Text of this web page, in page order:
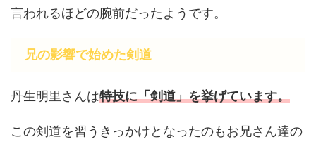
言われるほどの腕前だったようです。
兄の影響で始めた剣道
丹生明里さんは特技に「剣道」を挙げています。
この剣道を習うきっかけとなったのもお兄さん達の